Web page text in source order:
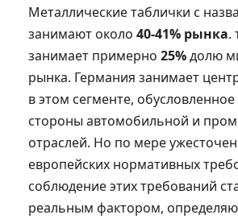
Металлические таблички с
занимают около 40-41% рынка.
занимает примерно 25%долю
рынка. Германия занимает
в этом сегменте,
стороны автомобильной и
отраслей. Но по мере
европейских нормативных
соблюдение этих требований
реальным фактором,